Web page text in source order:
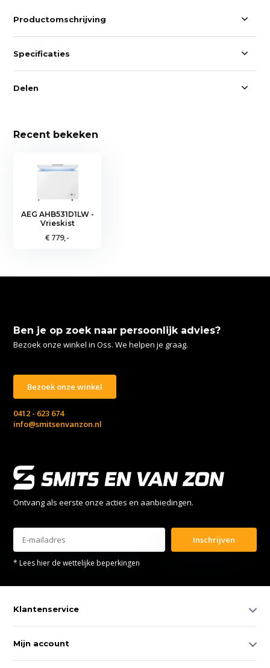
Productomschrijving
Specificaties
Delen
Recent bekeken
AEG AHB531D1LW -
Vrieskist
€ 779,-
Ben je op zoek naar persoonlijk advies?
Bezoek onze winkel in Oss. We helpen je graag.
Bezoek onze winkel
0412 - 623 674
info@smitsenvanzon.nl
Ontvang als eerste onze acties en aanbiedingen.
Inschrijven
* Lees hier de wettelijke beperkingen
Klantenservice
Mijn account